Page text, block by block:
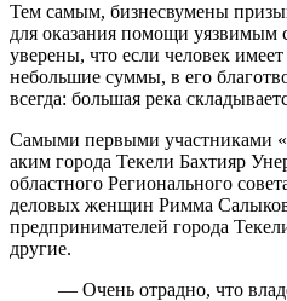
Тем самым, бизнесвумены
для оказания помощи уязвимым
уверены, что если человек
небольшие суммы, в его
всегда: большая река
Самыми первыми участниками
аким города Текели Бахтияр
областного Регионального
деловых женщин Римма
предпринимателей города
другие.
— Очень отрадно, что